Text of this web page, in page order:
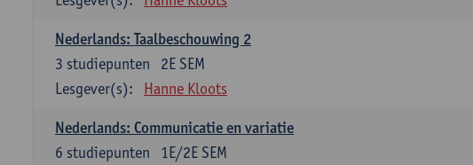
Nederlands: Taalbeschouwing 2
2E SEM
3 studiepunten
Lesgever(s):
Hanne Kloots
Nederlands: Communicatie en variatie
1E/2E SEM
6 studiepunten